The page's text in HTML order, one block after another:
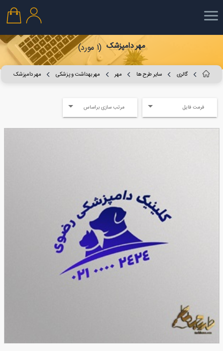
مهر دامپزشک (1 مورد)
گالری سایر طرح ها مهر مهر بهداشت و پزشکی مهر دامپزشک
فرمت فایل مرتب سازی براساس